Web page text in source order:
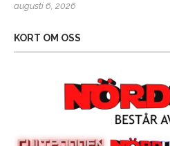
augusti 6, 2026
KORT OM OSS